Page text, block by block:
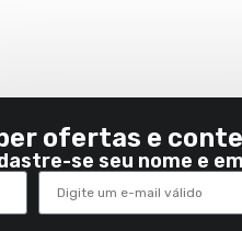
ofertas e
se seu nome e